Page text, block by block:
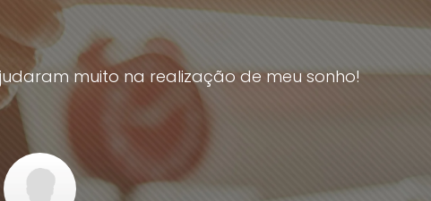
muito na realização de meu sonho!